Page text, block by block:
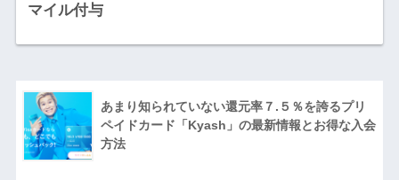
マイル付与
あまり知られていない還元率７.５％を誇るプリ
ペイドカード「Kyash」の最新情報とお得な入会
方法